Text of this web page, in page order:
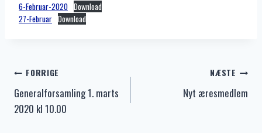
6-Februar-2020 Download
27-Februar Download
Indlægsnavigation
FORRIGE
Generalforsamling 1. marts
2020 kl 10.00
NÆSTE
Nyt æresmedlem